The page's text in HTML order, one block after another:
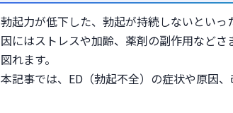
勃起力が低下した、勃起が持続しないとい
因にはストレスや加齢、薬剤の副作用など
図れます。
本記事では、ED（勃起不全）の症状や原因、